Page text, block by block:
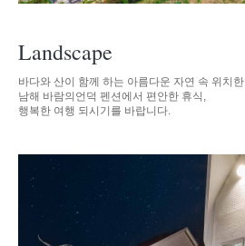
Landscape
바다와 산이 함께 하는 아름다운 자연 속 위치한
남해 바람의언덕 펜션에서 편안한 휴식,
행복한 여행 되시기를 바랍니다.